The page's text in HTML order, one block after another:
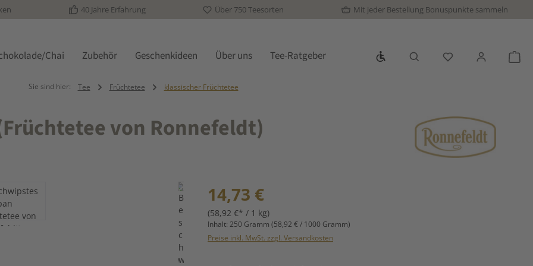
40 Jahre Erfahrung Über 750 Teesorten Mit jeder Bestellung Bonuspunkte sammeln
Chai Zubehör Geschenkideen Über uns Tee-Ratgeber Werkzeugleiste anzeigen
Du hast 0
Sie sind hier: Tee Früchtetee klassischer Früchtetee
von Ronnefeldt)
Regulärer Preis:
14,73 €
(58,92 €* / 1 kg)
Inhalt: 250 Gramm (58,92 € / 1000 Gramm)
Preise inkl. MwSt. zzgl. Versandkosten